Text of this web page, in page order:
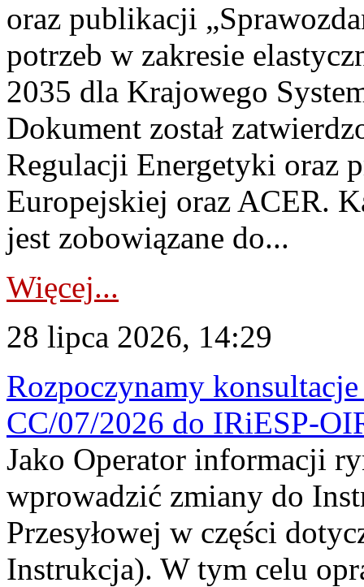
oraz publikacji
potrzeb w zakresie
2035 dla Krajowego
Dokument został
Regulacji Energetyki oraz
Europejskiej oraz ACER.
jest zobowiązane do...
Więcej...
28 lipca 2026, 14:29
Rozpoczynamy
CC/07/2026 do IRiESP-
Jako Operator informacji
wprowadzić zmiany do
Przesyłowej w części
Instrukcja). W tym celu